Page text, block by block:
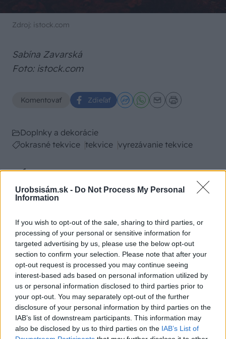
Urobsisám.sk - Do Not Process My Personal
Information
If you wish to opt-out of the sale, sharing to third parties, or
processing of your personal or sensitive information for
targeted advertising by us, please use the below opt-out
section to confirm your selection. Please note that after your
opt-out request is processed you may continue seeing
interest-based ads based on personal information utilized by
us or personal information disclosed to third parties prior to
your opt-out. You may separately opt-out of the further
disclosure of your personal information by third parties on the
IAB’s list of downstream participants. This information may
also be disclosed by us to third parties on the IAB’s List of
Zdroj: istock.com
Sabína Zavarská
Foto: istock.com
Komentovať Zdieľať
Doplnky a dekorácie
okrasné tekvice tekvice vyrezávanie tekvice
SÚVISIACE
Chystáte sa zavárať kápiu? Táto chyba ju